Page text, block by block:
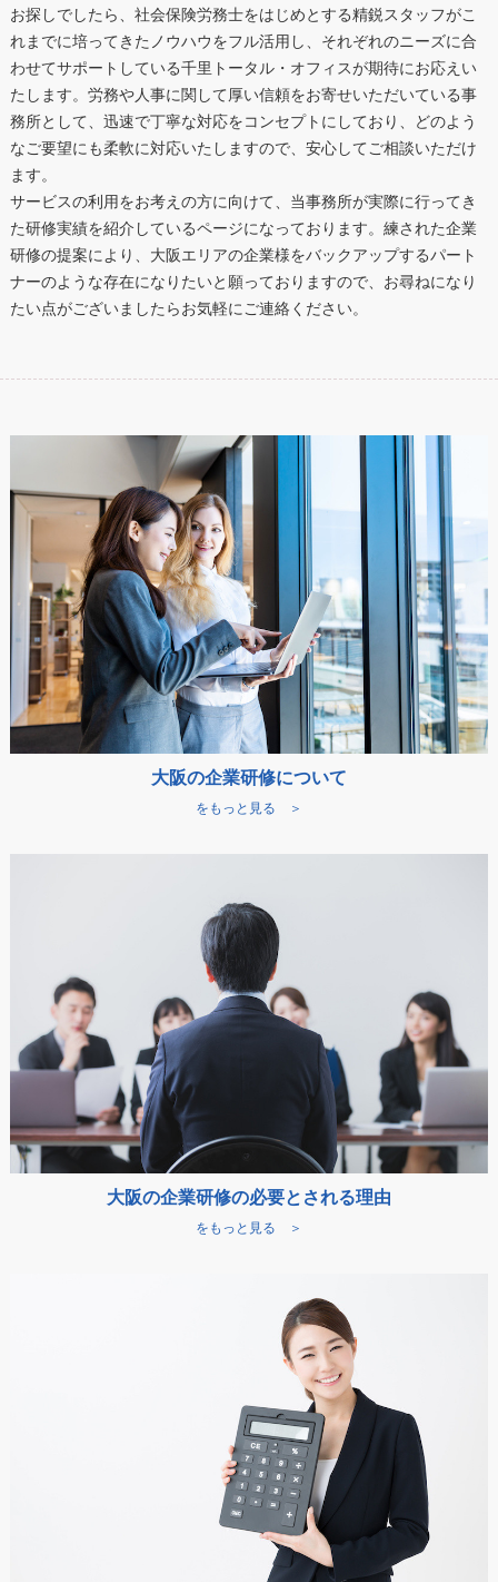
お探しでしたら、社会保険労務士をはじめとする精鋭スタッフがこ
れまでに培ってきたノウハウをフル活用し、それぞれのニーズに合
わせてサポートしている千里トータル・オフィスが期待にお応えい
たします。労務や人事に関して厚い信頼をお寄せいただいている事
務所として、迅速で丁寧な対応をコンセプトにしており、どのよう
なご要望にも柔軟に対応いたしますので、安心してご相談いただけ
ます。
サービスの利用をお考えの方に向けて、当事務所が実際に行ってき
た研修実績を紹介しているページになっております。練された企業
研修の提案により、大阪エリアの企業様をバックアップするパート
ナーのような存在になりたいと願っておりますので、お尋ねになり
たい点がございましたらお気軽にご連絡ください。
大阪の企業研修について
をもっと見る ＞
大阪の企業研修の必要とされる理由
をもっと見る ＞